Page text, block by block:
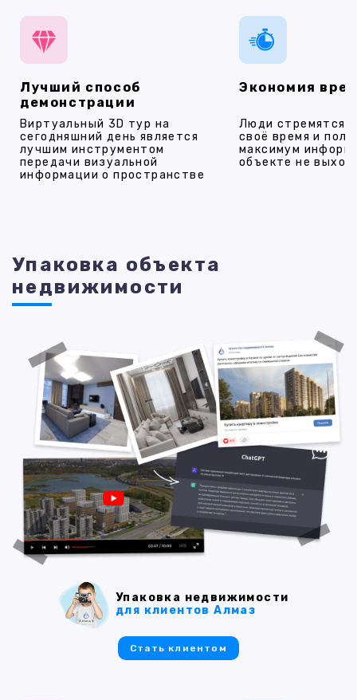
Лучший способ
демонстрации
Виртуальный 3D тур на
сегодняшний день является
лучшим инструментом
передачи визуальной
информации о пространстве
Экономия
Люди стремятся
своё время и
максимум
объекте не
Упаковка объекта
недвижимости
Упаковка недвижимости
для клиентов Алмаз
Стать клиентом